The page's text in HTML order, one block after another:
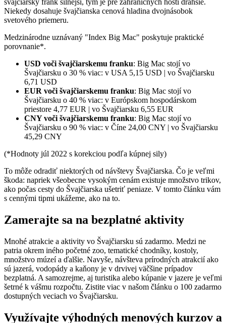
Niekedy dosahuje švajčianska cenová hladina dvojnásobok
svetového priemeru.
Medzinárodne uznávaný "Index Big Mac" poskytuje praktické
porovnanie*.
USD voči švajčiarskemu franku: Big Mac stojí vo
Švajčiarsku o 30 % viac: v USA 5,15 USD | vo Švajčiarsku
6,71 USD
EUR voči švajčiarskemu franku: Big Mac stojí vo
Švajčiarsku o 40 % viac: v Európskom hospodárskom
priestore 4,77 EUR | vo Švajčiarsku 6,55 EUR
CNY voči švajčiarskemu franku: Big Mac stojí vo
Švajčiarsku o 90 % viac: v Číne 24,00 CNY | vo Švajčiarsku
45,29 CNY
(*Hodnoty júl 2022 s korekciou podľa kúpnej sily)
To môže odradiť niektorých od návštevy Švajčiarska. Čo je veľmi
škoda: napriek všeobecne vysokým cenám existuje množstvo trikov,
ako počas cesty do Švajčiarska ušetriť peniaze. V tomto článku vám
s cennými tipmi ukážeme, ako na to.
Zamerajte sa na bezplatné aktivity
Mnohé atrakcie a aktivity vo Švajčiarsku sú zadarmo. Medzi ne
patria okrem iného početné zoo, tematické chodníky, kostoly,
množstvo múzeí a ďalšie. Navyše, návšteva prírodných atrakcií ako
sú jazerá, vodopády a kaňony je v drvivej väčšine prípadov
bezplatná. A samozrejme, aj turistika alebo kúpanie v jazere je veľmi
šetrné k vášmu rozpočtu. Zistite viac v našom článku o 100 zadarmo
dostupných veciach vo Švajčiarsku.
Využívajte výhodných menových kurzov a